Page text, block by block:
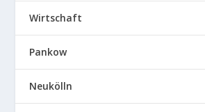
Wirtschaft
Pankow
Neukölln